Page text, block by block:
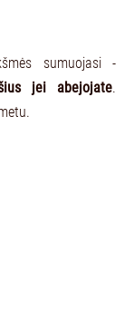
sumuojasi -
jei abejojate.